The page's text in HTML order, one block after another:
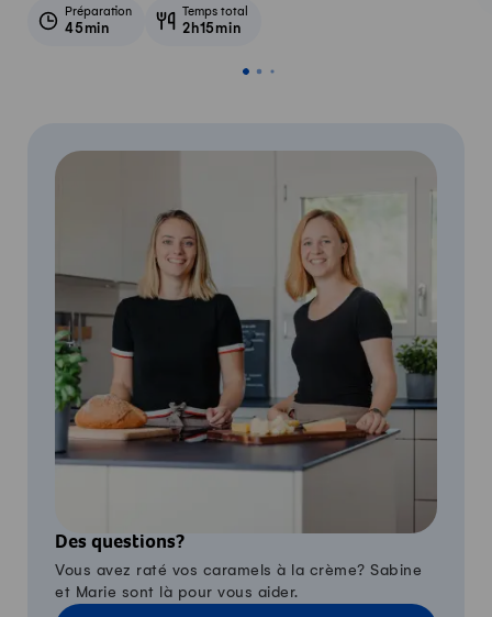
Préparation
45min
Temps total
2h15min
Des questions?
Vous avez raté vos caramels à la crème? Sabine
et Marie sont là pour vous aider.